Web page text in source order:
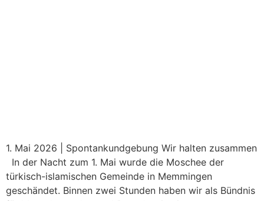
1. Mai 2026 | Spontankundgebung Wir halten zusammen
In der Nacht zum 1. Mai wurde die Moschee der
türkisch-islamischen Gemeinde in Memmingen
geschändet. Binnen zwei Stunden haben wir als Bündnis